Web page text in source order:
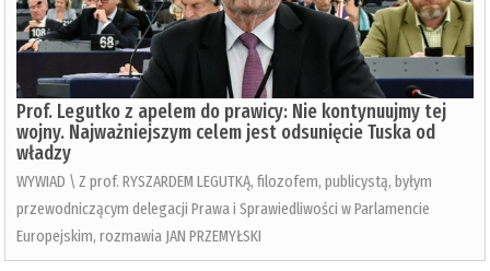
Prof. Legutko z apelem do prawicy: Nie kontynuujmy tej
wojny. Najważniejszym celem jest odsunięcie Tuska od
władzy
WYWIAD \ Z prof. RYSZARDEM LEGUTKĄ, filozofem, publicystą, byłym
przewodniczącym delegacji Prawa i Sprawiedliwości w Parlamencie
Europejskim, rozmawia JAN PRZEMYŁSKI